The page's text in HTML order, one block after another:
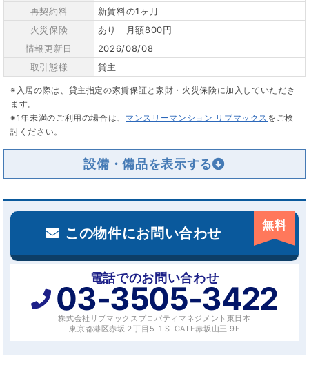
再契約料
新賃料の1ヶ月
火災保険
あり 月額800円
情報更新日
2026/08/08
取引態様
貸主
※入居の際は、貸主指定の家賃保証と家財・火災保険に加入していただき
ます。
※1年未満のご利用の場合は、 マンスリーマンション リブマックス をご検
討ください。
設備・備品を
この物件にお問い合わせ 無料
電話でのお問い合わせ
03-3505-3422
株式会社リブマックスプロパティマネジメント東日本
東京都港区赤坂２丁目5-1 S-GATE赤坂山王 9F